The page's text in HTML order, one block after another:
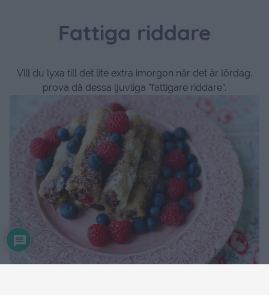
Fattiga riddare
Vill du lyxa till det lite extra imorgon när det är lördag.
prova då dessa ljuvliga ”fattigare riddare”.
1